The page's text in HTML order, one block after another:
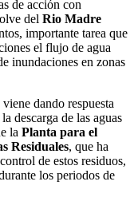
de acción con
del Rio Madre
importante tarea que
el flujo de agua
inundaciones en zonas
dando respuesta
descarga de las aguas
la Planta para el
Residuales, que ha
de estos residuos,
los periodos de